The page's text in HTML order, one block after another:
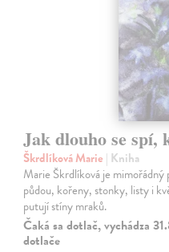
Jak dlouho se spí,
Škrdlíková Marie | Kniha
Marie Škrdlíková je mimořádný
půdou, kořeny, stonky, listy i
putují stíny mraků.
Čaká sa dotlač, vychádza
dotlače